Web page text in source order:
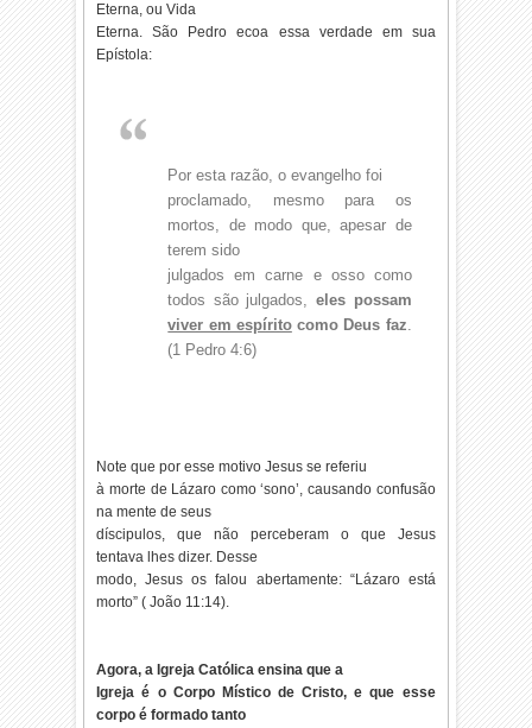
Eterna, ou Vida
Eterna. São Pedro ecoa essa verdade em sua
Epístola:
Por esta razão, o evangelho foi
proclamado, mesmo para os
mortos, de modo que, apesar de
terem sido
julgados em carne e osso como
todos são julgados,eles possam
viver em espíritocomo Deus faz.
(1 Pedro 4:6)
Note que por esse motivo Jesus se referiu
à morte de Lázaro como ‘sono’, causando confusão
na mente de seus
díscipulos, que não perceberam o que Jesus
tentava lhes dizer. Desse
modo, Jesus os falou abertamente: “Lázaro está
morto” ( João 11:14).
Agora, a Igreja Católica ensina que a
Igreja é o Corpo Místico de Cristo, e que esse
corpo é formado tanto